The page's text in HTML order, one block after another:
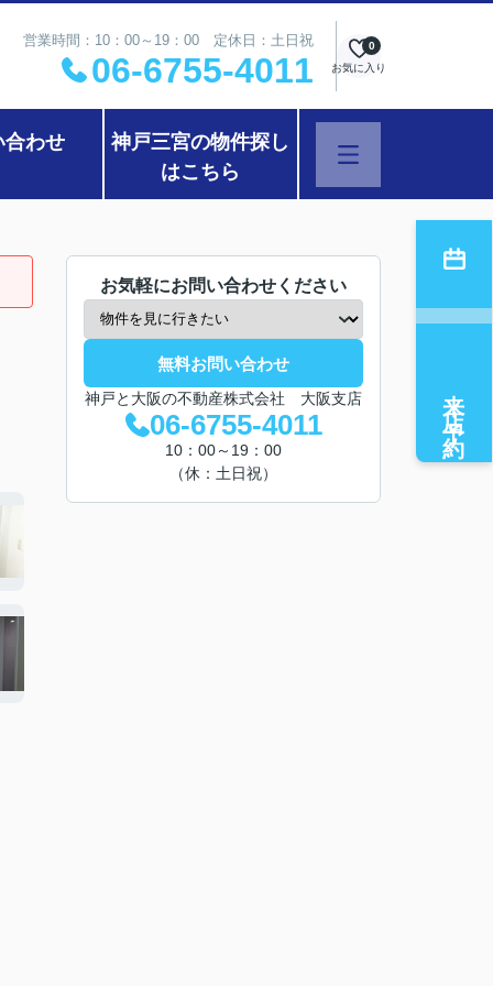
営業時間：10：00～19：00 定休日：土日祝
06-6755-4011 お気に入り
0
合わせ
神戸三宮の物件探し
はこちら
お気軽にお問い合わせください
無料お問い合わせ
神戸と大阪の不動産株式会社 大阪支店
06-6755-4011
10：00～19：00
（休：土日祝）
来店予約